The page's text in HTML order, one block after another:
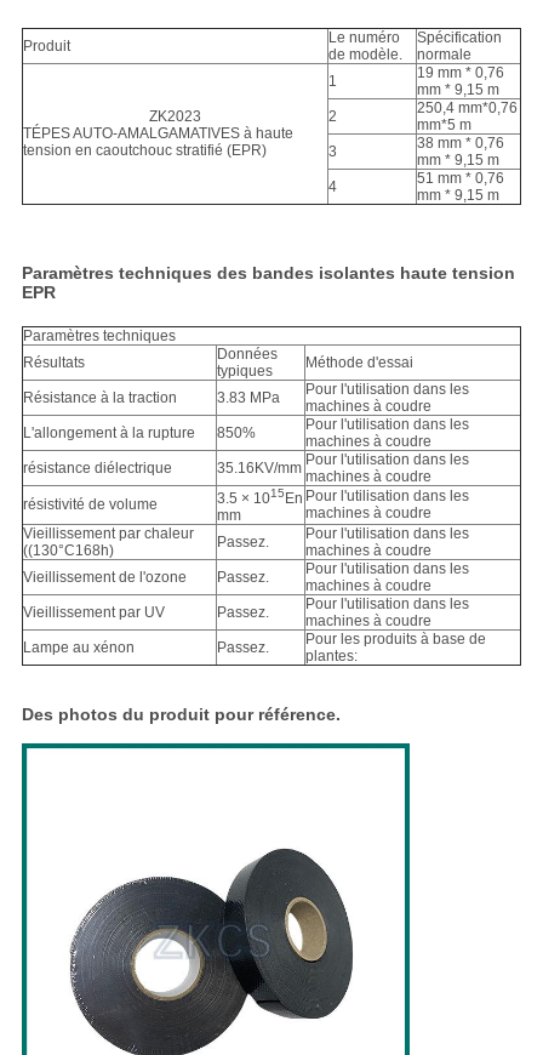
Produit
Le numéro
de modèle.
Spécification
normale
ZK2023
TÉPES AUTO-AMALGAMATIVES à haute
tension en caoutchouc stratifié (EPR)
1
19 mm * 0,76
mm * 9,15 m
2
250,4 mm*0,76
mm*5 m
3
38 mm * 0,76
mm * 9,15 m
4
51 mm * 0,76
mm * 9,15 m
Paramètres techniques des bandes isolantes haute tension
EPR
Paramètres techniques
Résultats
Données
typiques
Méthode d'essai
Résistance à la traction 3.83 MPa
Pour l'utilisation dans les
machines à coudre
L'allongement à la rupture
850%
Pour l'utilisation dans les
machines à coudre
résistance diélectrique
35.16KV/mm Pour l'utilisation dans les
machines à coudre
résistivité de volume
3.5 × 1015 En
mm
Pour l'utilisation dans les
machines à coudre
Vieillissement par chaleur
((130°C168h)
Passez.
Pour l'utilisation dans les
machines à coudre
Vieillissement de l'ozone
Passez.
Pour l'utilisation dans les
machines à coudre
Vieillissement par UV
Passez.
Pour l'utilisation dans les
machines à coudre
Lampe au xénon
Passez.
Pour les produits à base de
plantes:
Des photos du produit pour référence.